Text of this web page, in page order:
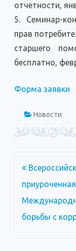
отчетности,
5. Семинар-
прав
старшего
бесплатно,
Форма заявки
Новости
Навигация
по
записям
борьбы с